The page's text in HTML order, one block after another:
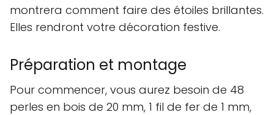
montrera comment faire des étoiles brillantes.
Elles rendront votre décoration festive.
Préparation et montage
Pour commencer, vous aurez besoin de 48
perles en bois de 20 mm, 1 fil de fer de 1 mm,